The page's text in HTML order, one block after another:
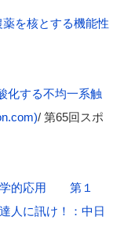
を核とする機能性
化する不均一系触
/ 第65回スポ
学的応用 第１
人に訊け！：中日